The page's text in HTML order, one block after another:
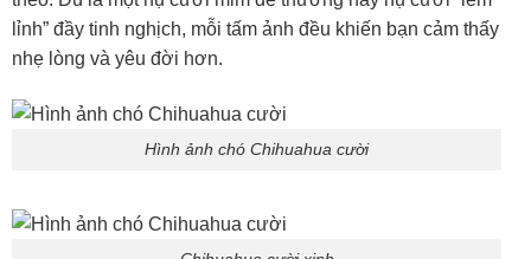
lỉnh” đầy tinh nghịch, mỗi tấm ảnh đều khiến bạn cảm thấy
nhẹ lòng và yêu đời hơn.
Hình ảnh chó Chihuahua cười